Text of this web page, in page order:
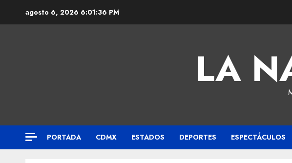
agosto 6, 2026 6:01:37 PM
LA
PORTADA CDMX ESTADOS DEPORTES ESPECTÁCULOS